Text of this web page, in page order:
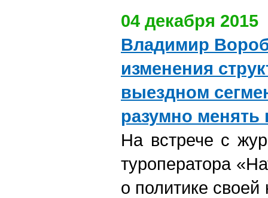
04 декабря 2015
Владимир
изменения
выездном
разумно менять
На встрече с
туроператора
о политике